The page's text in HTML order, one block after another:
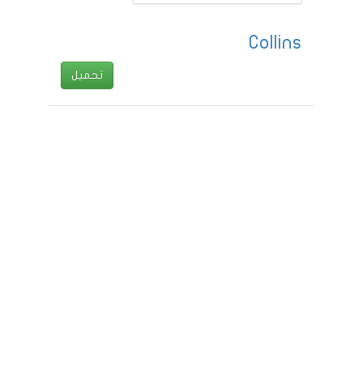
Collins
تحميل